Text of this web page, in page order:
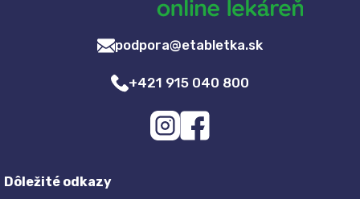
podpora@etabletka.sk
+421 915 040 800
Dôležité odkazy